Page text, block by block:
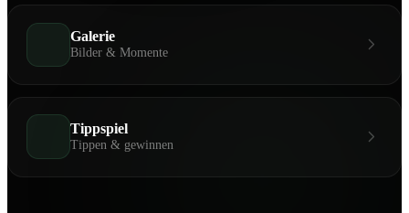
Galerie
Bilder & Momente
Tippspiel
Tippen & gewinnen